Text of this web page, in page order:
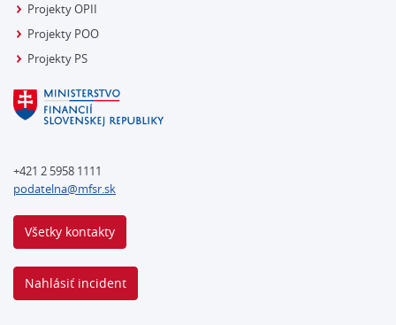
Projekty OPII
Projekty POO
Projekty PS
+421 2 5958 1111
podatelna@mfsr.sk
Všetky kontakty
Nahlásiť incident